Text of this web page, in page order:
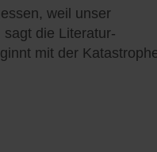
weil unser
die Literatur-
mit der